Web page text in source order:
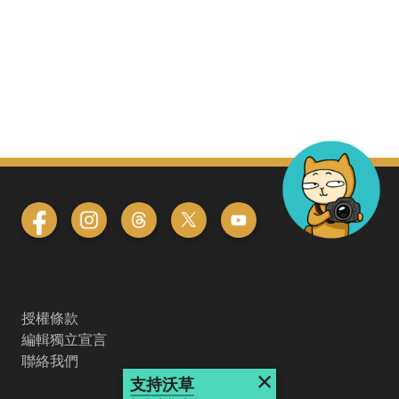
授權條款
編輯獨立宣言
聯絡我們
支持沃草 ×